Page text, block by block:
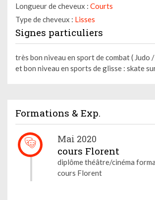
Longueur de cheveux : Courts
Type de cheveux : Lisses
Signes particuliers
très bon niveau en sport de combat ( Judo
et bon niveau en sports de glisse : skate
Formations & Exp.
Mai 2020
cours Florent
diplôme théâtre/cinéma
cours Florent